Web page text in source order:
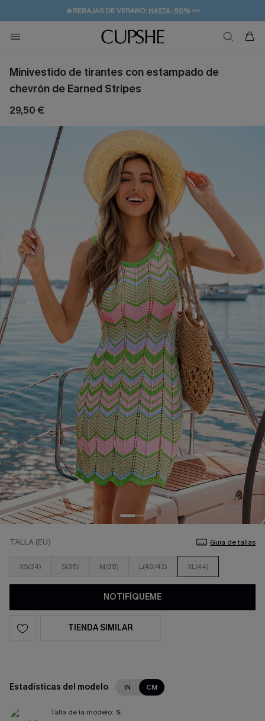
👒PROMOCIÓN DE VERANO:-10% EN 2 VESTIDOS
💌¡SUSCRIBIRSE & GANAR -10% EXTRA!
🚚ENVÍO GRATUITO A PARTIR DE 49 € >>
Minivestido de tirantes con estampado de
chevrón de Earned Stripes
29,50 €
TALLA (EU) Guía de tallas
XS(34) S(36) M(38) L(40/42) XL(44)
NOTIFÍQUEME
TIENDA SIMILAR
Estadísticas del modelo IN CM
Talla de la modelo: S